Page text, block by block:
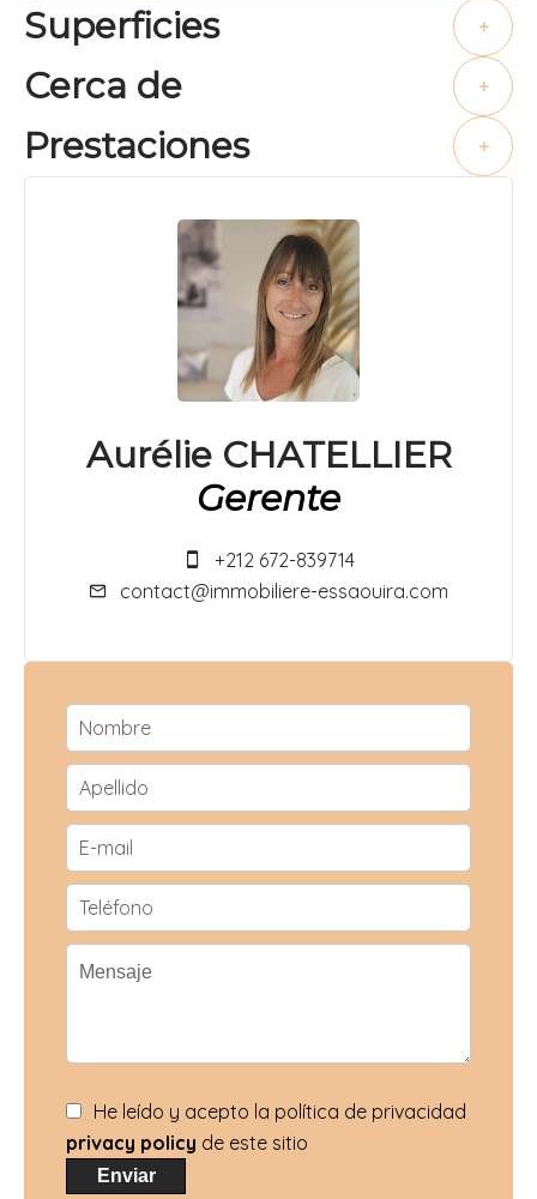
Superficies +
Cerca de +
Prestaciones +
Aurélie CHATELLIER
Gerente
+212 672-839714
contact@immobiliere-essaouira.com
He leído y acepto la política de privacidad
privacy policy de este sitio
Enviar